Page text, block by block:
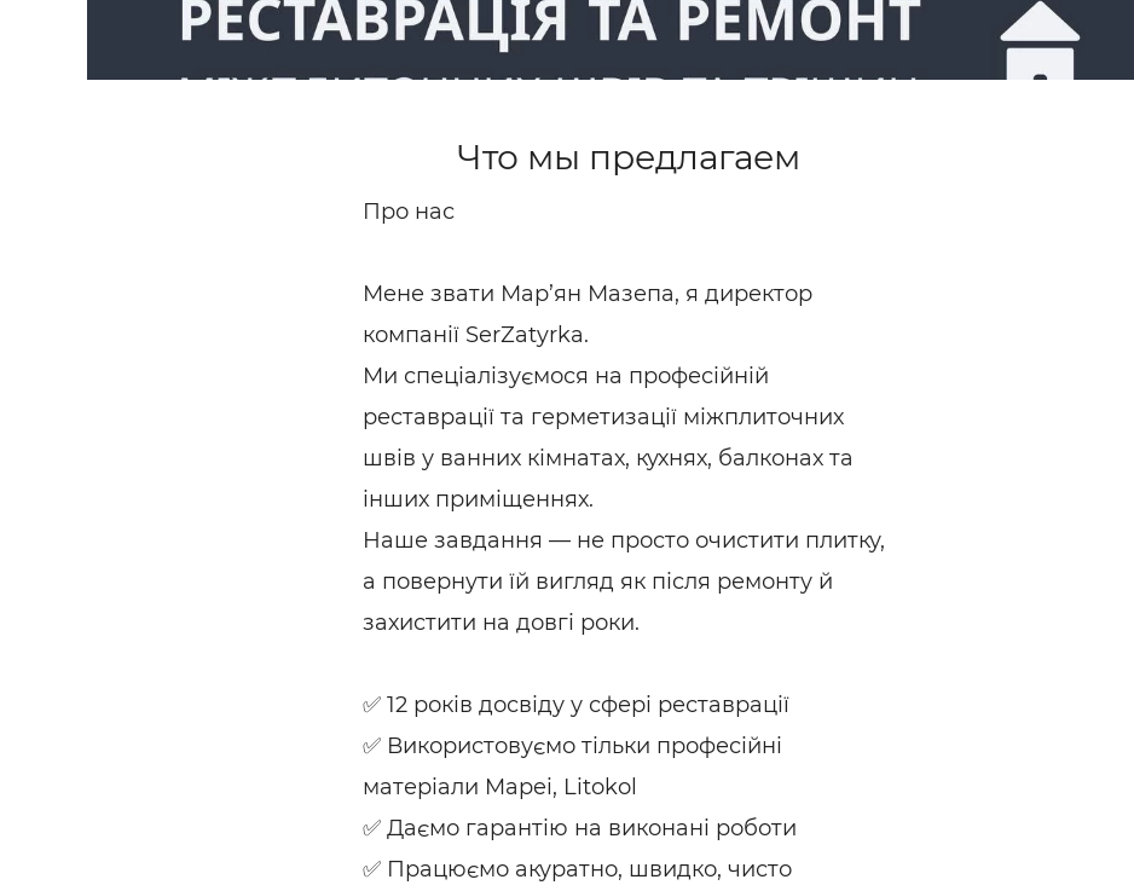
Что мы предлагаем
Про нас
Мене звати Мар’ян Мазепа, я директор
компанії SerZatyrka.
Ми спеціалізуємося на професійній
реставрації та герметизації міжплиточних
швів у ванних кімнатах, кухнях, балконах та
інших приміщеннях.
Наше завдання — не просто очистити плитку,
а повернути їй вигляд як після ремонту й
захистити на довгі роки.
✅ 12 років досвіду у сфері реставрації
✅ Використовуємо тільки професійні
матеріали Mapei, Litokol
✅ Даємо гарантію на виконані роботи
✅ Працюємо акуратно, швидко, чисто